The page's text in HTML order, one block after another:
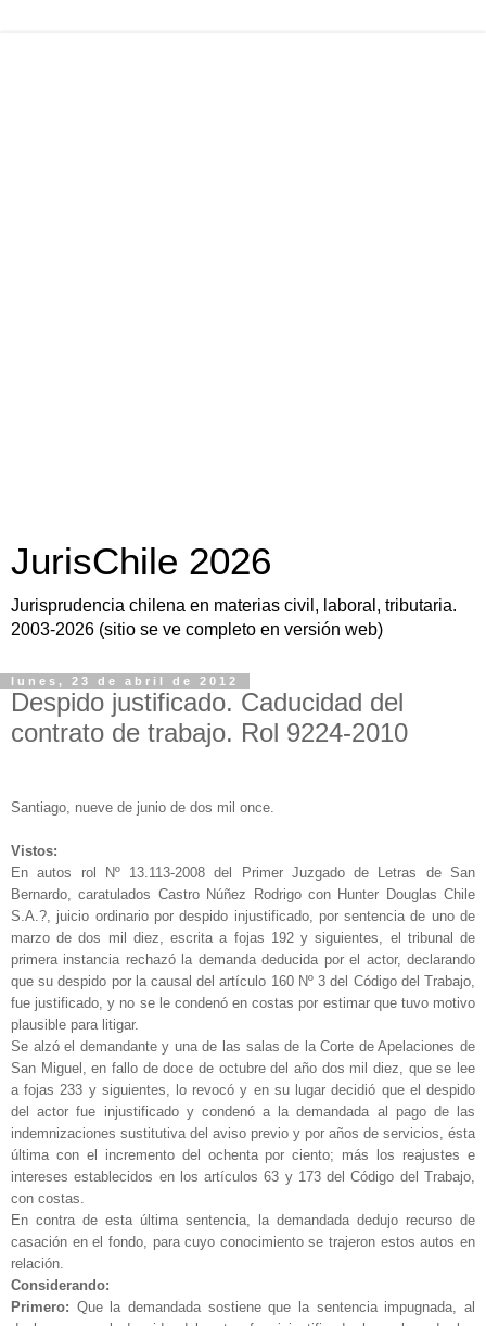
JurisChile 2026
Jurisprudencia chilena en materias civil, laboral, tributaria.
2003-2026 (sitio se ve completo en versión web)
lunes, 23 de abril de 2012
Despido justificado. Caducidad del
contrato de trabajo. Rol 9224-2010
Santiago, nueve de junio de dos mil once.
Vistos:
En autos rol Nº 13.113-2008 del Primer Juzgado de Letras de San
Bernardo, caratulados Castro Núñez Rodrigo con Hunter Douglas Chile
S.A.?, juicio ordinario por despido injustificado, por sentencia de uno de
marzo de dos mil diez, escrita a fojas 192 y siguientes, el tribunal de
primera instancia rechazó la demanda deducida por el actor, declarando
que su despido por la causal del artículo 160 Nº 3 del Código del Trabajo,
fue justificado, y no se le condenó en costas por estimar que tuvo motivo
plausible para litigar.
Se alzó el demandante y una de las salas de la Corte de Apelaciones de
San Miguel, en fallo de doce de octubre del año dos mil diez, que se lee
a fojas 233 y siguientes, lo revocó y en su lugar decidió que el despido
del actor fue injustificado y condenó a la demandada al pago de las
indemnizaciones sustitutiva del aviso previo y por años de servicios, ésta
última con el incremento del ochenta por ciento; más los reajustes e
intereses establecidos en los artículos 63 y 173 del Código del Trabajo,
con costas.
En contra de esta última sentencia, la demandada dedujo recurso de
casación en el fondo, para cuyo conocimiento se trajeron estos autos en
relación.
Considerando:
Primero: Que la demandada sostiene que la sentencia impugnada, al